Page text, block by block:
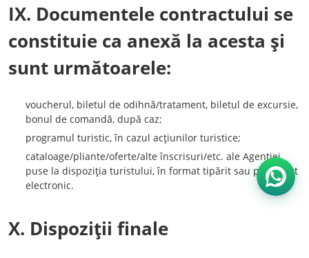
Open
IX. Documentele contractului se
constituie ca anexă la acesta şi
sunt următoarele:
voucherul, biletul de odihnă/tratament, biletul de excursie,
bonul de comandă, după caz;
programul turistic, în cazul acţiunilor turistice;
cataloage/pliante/oferte/alte înscrisuri/etc. ale Agenţiei
puse la dispoziţia turistului, în format tipărit sau pe suport
electronic.
X. Dispoziţii finale